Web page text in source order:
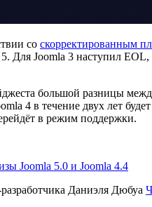
со скорректированным
Для Joomla 3 наступил
большой разницы
4 в течение двух лет
в режим поддержки.
Joomla 5.0 и Joomla 4.4
Даниэля Дюбуа